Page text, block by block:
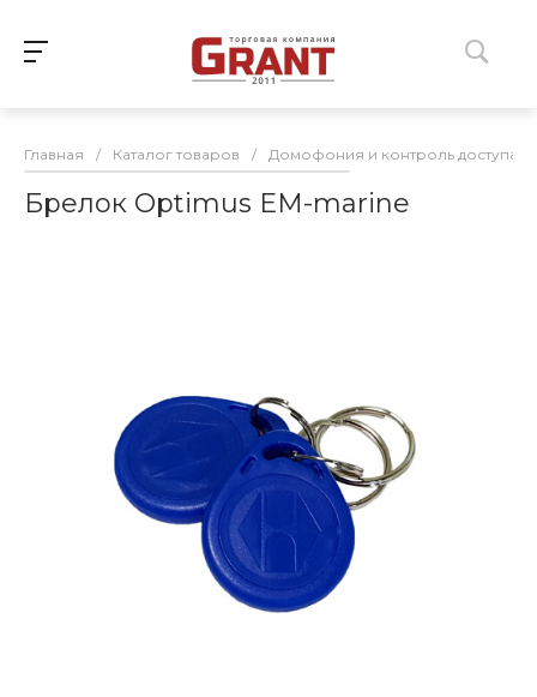
Главная / Каталог товаров / Домофония и контроль доступа
Брелок Optimus EM-marine